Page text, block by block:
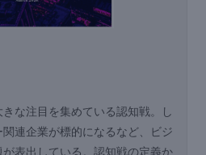
な注目を集めている認知戦。し
連企業が標的になるなど、ビジ
表出している。認知戦の定義か